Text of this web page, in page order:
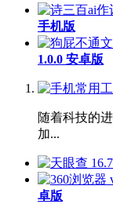
手机版
1.0.0 安卓版
随着科技的
加...
卓版